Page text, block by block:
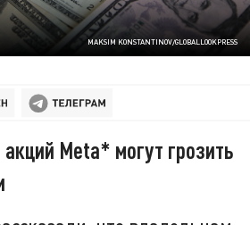
MAKSIM KONSTANTINOV/GLOBALLOOKPRESS
Meta* могут грозить